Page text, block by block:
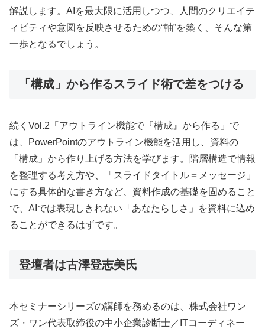
解説します。AIを最大限に活用しつつ、人間のクリエイテ
ィビティや意図を反映させるための“軸”を築く、そんな第
一歩となるでしょう。
「構成」から作るスライド術で差をつける
続くVol.2「アウトライン機能で『構成』から作る」で
は、PowerPointのアウトライン機能を活用し、資料の
「構成」から作り上げる方法を学びます。階層構造で情報
を整理する考え方や、「スライドタイトル＝メッセージ」
にする具体的な書き方など、資料作成の基礎を固めること
で、AIでは表現しきれない「あなたらしさ」を資料に込め
ることができるはずです。
登壇者は古澤登志美氏
本セミナーシリーズの講師を務めるのは、株式会社ワン
ズ・ワン代表取締役の中小企業診断士／ITコーディネー